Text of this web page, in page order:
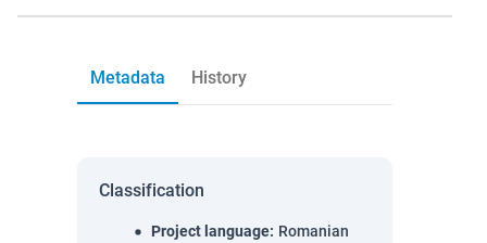
Metadata History
Classification
Project language: Romanian